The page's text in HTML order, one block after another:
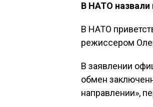
В НАТО
В НАТО
режиссером
В заявлении
обмен
направлении»,